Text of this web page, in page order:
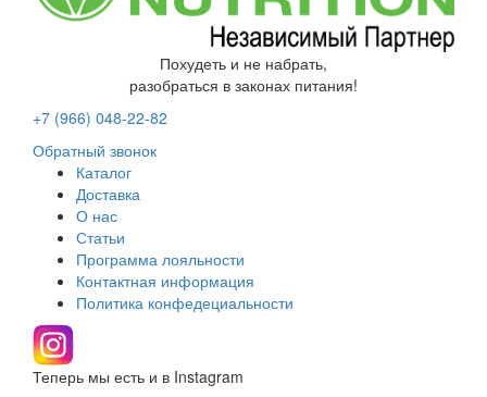
Похудеть и не набрать,
разобраться в законах питания!
+7 (966) 048-22-82
Обратный звонок
Каталог
Доставка
О нас
Статьи
Программа лояльности
Контактная информация
Политика конфедециальности
Теперь мы есть и в Instagram